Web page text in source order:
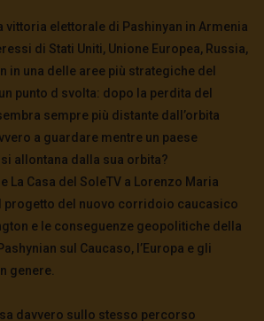
vittoria elettorale di Pashinyan in Armenia
di Stati Uniti, Unione Europea, Russia,
in una delle aree più strategiche del
punto d svolta: dopo la perdita del
sempre più distante dall’orbita
a guardare mentre un paese
allontana dalla sua orbita?
La Casa del SoleTV a Lorenzo Maria
progetto del nuovo corridoio caucasico
e le conseguenze geopolitiche della
sul Caucaso, l’Europa e gli
genere.
davvero sullo stesso percorso